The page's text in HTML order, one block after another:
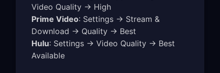
Video Quality → High
Prime Video: Settings → Stream &
Download → Quality → Best
Hulu: Settings → Video Quality → Best
Available